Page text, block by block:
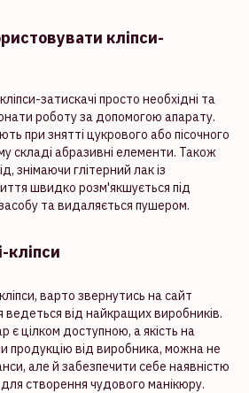
кліпси-
затискачі просто необхідні та
роботу за допомогою апарату.
при знятті цукрового або пісочного
складі абразивні елементи. Також
знімаючи глітерний лак із
швидко розм'якшується під
та видаляється пушером.
кліпси
варто звернутись на сайт
ведеться від найкращих виробників.
є цілком доступною, а якість на
продукцію від виробника, можна не
але й забезпечити себе наявністю
створення чудового манікюру.